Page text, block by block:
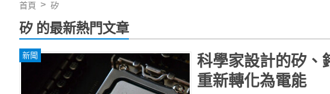
首頁 矽
矽 的最新熱門文章
新聞
科學家設計的矽、
重新轉化為電能